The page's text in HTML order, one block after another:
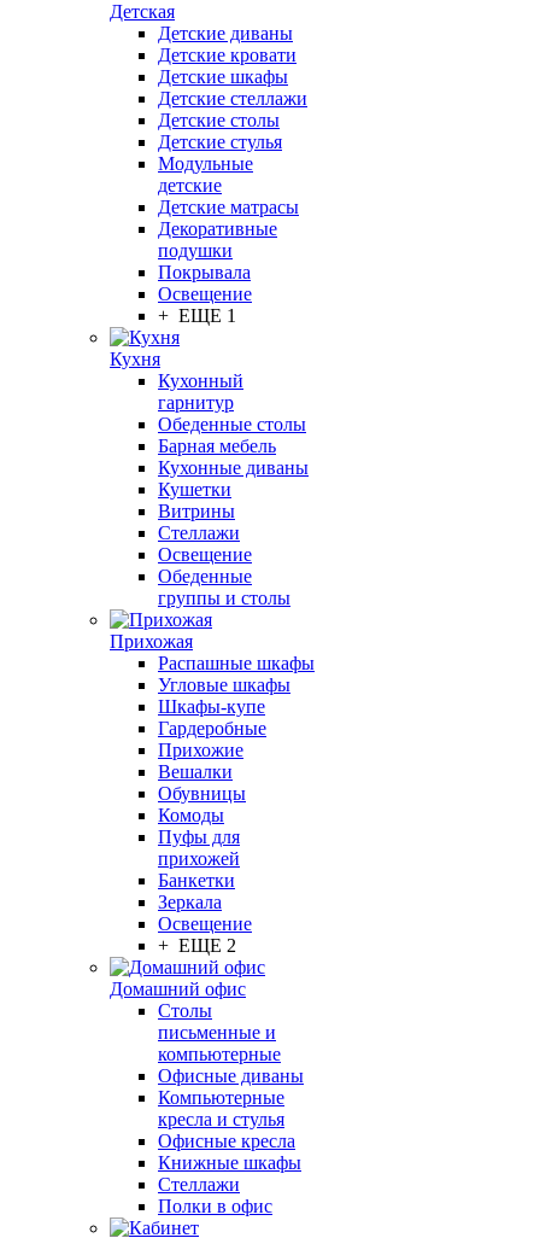
Детская
Детские диваны
Детские кровати
Детские шкафы
Детские стеллажи
Детские столы
Детские стулья
Модульные
детские
Детские матрасы
Декоративные
подушки
Покрывала
Освещение
+ ЕЩЕ 1
Кухня
Кухонный
гарнитур
Обеденные столы
Барная мебель
Кухонные диваны
Кушетки
Витрины
Стеллажи
Освещение
Обеденные
группы и столы
Прихожая
Распашные шкафы
Угловые шкафы
Шкафы-купе
Гардеробные
Прихожие
Вешалки
Обувницы
Комоды
Пуфы для
прихожей
Банкетки
Зеркала
Освещение
+ ЕЩЕ 2
Домашний офис
Столы
письменные и
компьютерные
Офисные диваны
Компьютерные
кресла и стулья
Офисные кресла
Книжные шкафы
Стеллажи
Полки в офис